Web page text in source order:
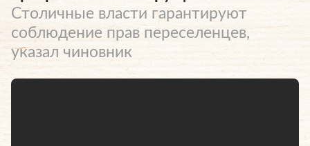
Столичные власти гарантируют
соблюдение прав переселенцев,
указал чиновник